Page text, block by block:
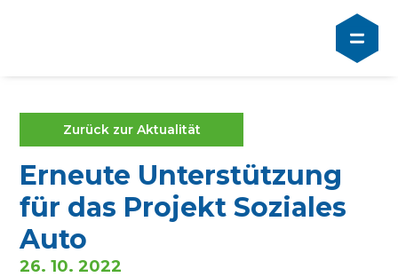
Zurück zur Aktualität
Erneute Unterstützung
für das Projekt Soziales
Auto
26. 10. 2022